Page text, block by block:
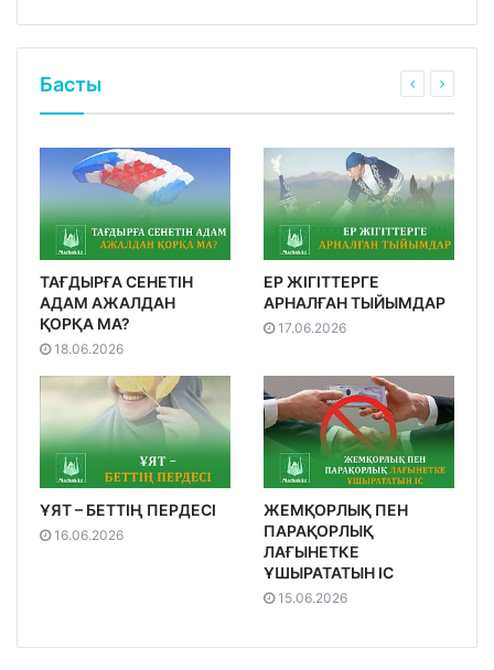
Басты
ТАҒДЫРҒА СЕНЕТІН
АДАМ АЖАЛДАН
ҚОРҚА МА?
18.06.2026
ЕР ЖІГІТТЕРГЕ
АРНАЛҒАН ТЫЙЫМДАР
17.06.2026
ҰЯТ – БЕТТІҢ ПЕРДЕСІ
16.06.2026
ЖЕМҚОРЛЫҚ ПЕН
ПАРАҚОРЛЫҚ
ЛАҒЫНЕТКЕ
ҰШЫРАТАТЫН ІС
15.06.2026